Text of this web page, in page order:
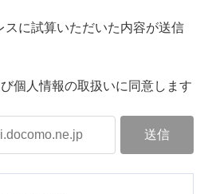
スに試算いただいた内容が送信
個人情報の取扱いに同意します